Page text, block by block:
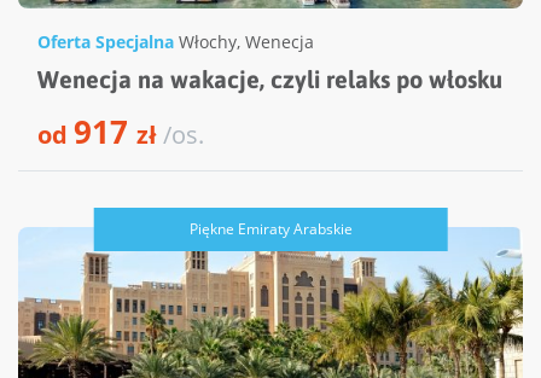
Oferta Specjalna Włochy, Wenecja
Wenecja na wakacje, czyli relaks po włosku
od 917 zł/os.
Piękne Emiraty Arabskie